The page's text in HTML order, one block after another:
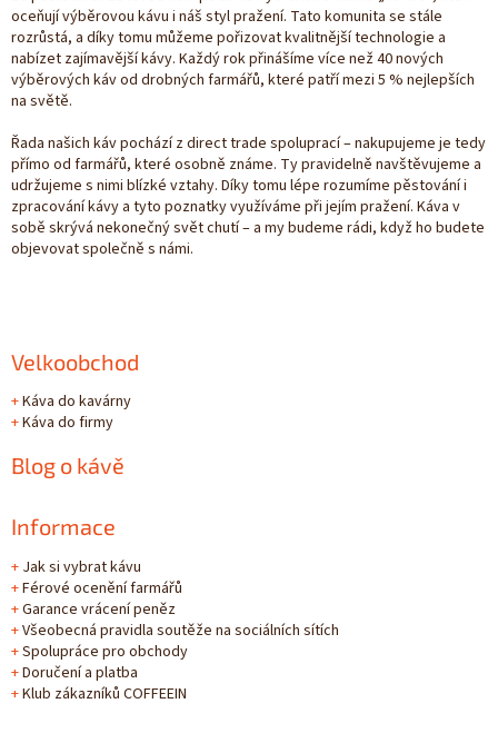
oceňují výběrovou kávu i náš styl pražení. Tato komunita se stále
rozrůstá, a díky tomu můžeme pořizovat kvalitnější technologie a
nabízet zajímavější kávy. Každý rok přinášíme více než 40 nových
výběrových káv od drobných farmářů, které patří mezi 5 % nejlepších
na světě.
Řada našich káv pochází z direct trade spoluprací – nakupujeme je tedy
přímo od farmářů, které osobně známe. Ty pravidelně navštěvujeme a
udržujeme s nimi blízké vztahy. Díky tomu lépe rozumíme pěstování i
zpracování kávy a tyto poznatky využíváme při jejím pražení. Káva v
sobě skrývá nekonečný svět chutí – a my budeme rádi, když ho budete
objevovat společně s námi.
Velkoobchod
+Káva do kavárny
+Káva do firmy
Blog o kávě
Informace
+ Jak si vybrat kávu
+Férové ocenění farmářů
+Garance vrácení peněz
+Všeobecná pravidla soutěže na sociálních sítích
+Spolupráce pro obchody
+Doručení a platba
+Klub zákazníků COFFEEIN